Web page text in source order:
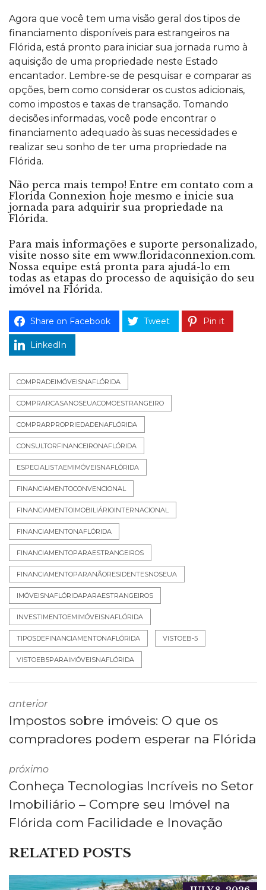
Agora que você tem uma visão geral dos tipos de
financiamento disponíveis para estrangeiros na
Flórida, está pronto para iniciar sua jornada rumo à
aquisição de uma propriedade neste Estado
encantador. Lembre-se de pesquisar e comparar as
opções, bem como considerar os custos adicionais,
como impostos e taxas de transação. Tomando
decisões informadas, você pode encontrar o
financiamento adequado às suas necessidades e
realizar seu sonho de ter uma propriedade na
Flórida.
Não perca mais tempo! Entre em contato com a
Florida Connexion hoje mesmo e inicie sua
jornada para adquirir sua propriedade na
Flórida.
Para mais informações e suporte personalizado,
visite nosso site em www.floridaconnexion.com.
Nossa equipe está pronta para ajudá-lo em
todas as etapas do processo de aquisição do seu
imóvel na Flórida.
Share on Facebook Tweet Pin it
LinkedIn
COMPRADEIMÓVEISNAFLÓRIDA
COMPRARCASANOSEUACOMOESTRANGEIRO
COMPRARPROPRIEDADENAFLÓRIDA
CONSULTORFINANCEIRONAFLÓRIDA
ESPECIALISTAEMIMÓVEISNAFLÓRIDA
FINANCIAMENTOCONVENCIONAL
FINANCIAMENTOIMOBILIÁRIOINTERNACIONAL
FINANCIAMENTONAFLÓRIDA
FINANCIAMENTOPARAESTRANGEIROS
FINANCIAMENTOPARANÃORESIDENTESNOSEUA
IMÓVEISNAFLÓRIDAPARAESTRANGEIROS
INVESTIMENTOEMIMÓVEISNAFLÓRIDA
TIPOSDEFINANCIAMENTONAFLÓRIDA VISTOEB-5
VISTOEB5PARAIMÓVEISNAFLÓRIDA
anterior
Impostos sobre imóveis: O que os
compradores podem esperar na Flórida
próximo
Conheça Tecnologias Incríveis no Setor
Imobiliário – Compre seu Imóvel na
Flórida com Facilidade e Inovação
RELATED POSTS